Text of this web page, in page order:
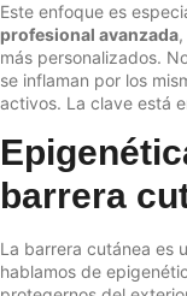
Este enfoque es
profesional avanzada
más personalizados.
se inflaman por los
activos. La clave está
barrera
La barrera cutánea es
hablamos de